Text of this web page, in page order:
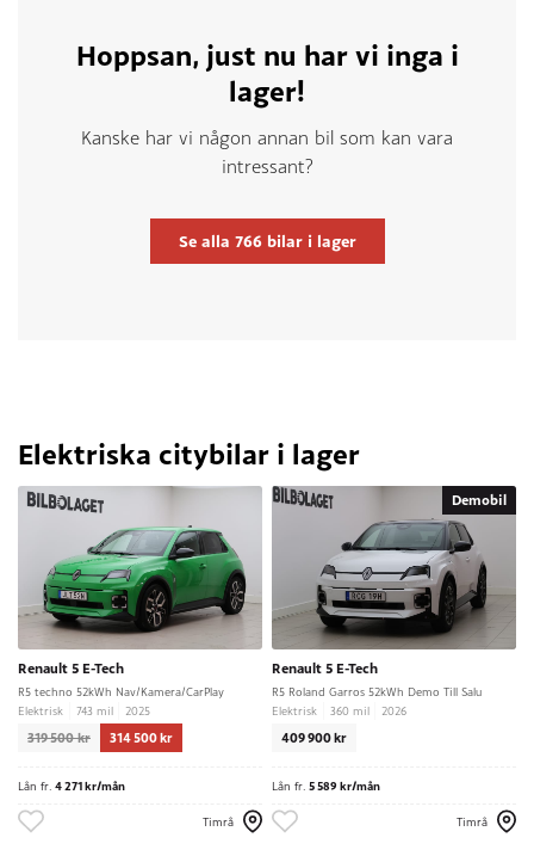
Hoppsan, just nu har vi inga i
lager!
Kanske har vi någon annan bil som kan vara
intressant?
Se alla 766bilar i lager
Elektriska citybilar i lager
Renault 5 E-Tech
R5 techno 52kWh Nav/Kamera/CarPlay
Elektrisk
743 mil 2025
319 500 kr 314 500 kr
Lån fr. 4 271 kr/mån
Timrå
Demobil
Renault 5 E-Tech
R5 Roland Garros 52kWh Demo Till Salu
Elektrisk
360 mil 2026
409 900 kr
Lån fr. 5 589 kr/mån
Timrå